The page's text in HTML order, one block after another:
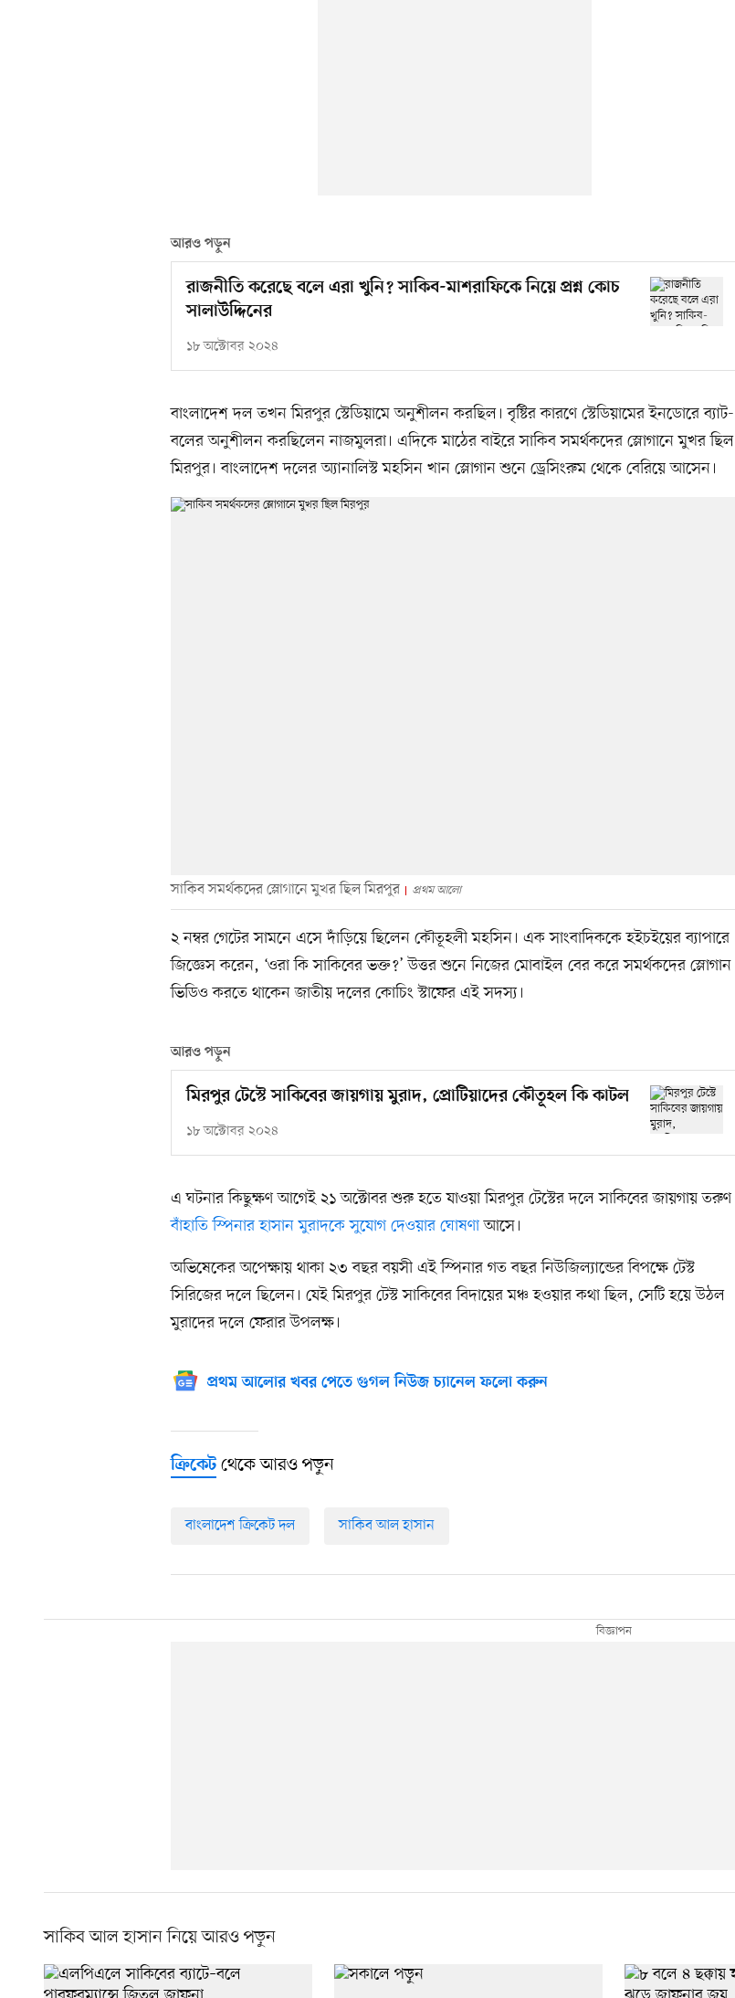
আরও পড়ুন
রাজনীতি করেছে বলে এরা খুনি? সাকিব-মাশরাফিকে নিয়ে প্রশ্ন কোচ
সালাউদ্দিনের
১৮ অক্টোবর ২০২৪
বাংলাদেশ দল তখন মিরপুর স্টেডিয়ামে অনুশীলন করছিল। বৃষ্টির কারণে স্টেডিয়ামের ইনডোরে ব্যাট-
বলের অনুশীলন করছিলেন নাজমুলরা। এদিকে মাঠের বাইরে সাকিব সমর্থকদের স্লোগানে মুখর ছিল
মিরপুর। বাংলাদেশ দলের অ্যানালিস্ট মহসিন খান স্লোগান শুনে ড্রেসিংরুম থেকে বেরিয়ে আসেন।
সাকিব সমর্থকদের স্লোগানে মুখর ছিল মিরপুর প্রথম আলো
২ নম্বর গেটের সামনে এসে দাঁড়িয়ে ছিলেন কৌতূহলী মহসিন। এক সাংবাদিককে হইচইয়ের ব্যাপারে
জিজ্ঞেস করেন, ‘ওরা কি সাকিবের ভক্ত?’ উত্তর শুনে নিজের মোবাইল বের করে সমর্থকদের স্লোগান
ভিডিও করতে থাকেন জাতীয় দলের কোচিং স্টাফের এই সদস্য।
আরও পড়ুন
মিরপুর টেস্টে সাকিবের জায়গায় মুরাদ, প্রোটিয়াদের কৌতূহল কি কাটল
১৮ অক্টোবর ২০২৪
এ ঘটনার কিছুক্ষণ আগেই ২১ অক্টোবর শুরু হতে যাওয়া মিরপুর টেস্টের দলে সাকিবের জায়গায় তরুণ
বাঁহাতি স্পিনার হাসান মুরাদকে সুযোগ দেওয়ার ঘোষণাআসে।
অভিষেকের অপেক্ষায় থাকা ২৩ বছর বয়সী এই স্পিনার গত বছর নিউজিল্যান্ডের বিপক্ষে টেস্ট
সিরিজের দলে ছিলেন। যেই মিরপুর টেস্ট সাকিবের বিদায়ের মঞ্চ হওয়ার কথা ছিল, সেটি হয়ে উঠল
মুরাদের দলে ফেরার উপলক্ষ।
প্রথম আলোর খবর পেতে গুগল নিউজ চ্যানেল ফলো করুন
ক্রিকেটথেকে আরও পড়ুন
বাংলাদেশ ক্রিকেট দল সাকিব আল হাসান
সাকিব আল হাসান নিয়ে আরও পড়ুন